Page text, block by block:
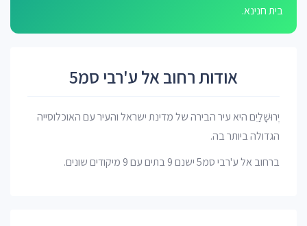
בית חנינא.
אודות רחוב אל ע'רבי סמ5
יְרוּשָׁלַיִם היא עיר הבירה של מדינת ישראל והעיר עם האוכלוסייה
הגדולה ביותר בה.
ברחוב אל ע'רבי סמ5 ישנם 9 בתים עם 9 מיקודים שונים.